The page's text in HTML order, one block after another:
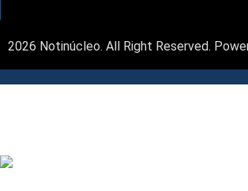
2026 Notinúcleo. All Right Reserved.